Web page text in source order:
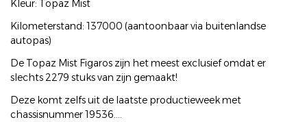
Kleur: Topaz Mist
Kilometerstand: 137000 (aantoonbaar via buitenlandse
autopas)
De Topaz Mist Figaros zijn het meest exclusief omdat er
slechts 2279 stuks van zijn gemaakt!
Deze komt zelfs uit de laatste productieweek met
chassisnummer 19536....